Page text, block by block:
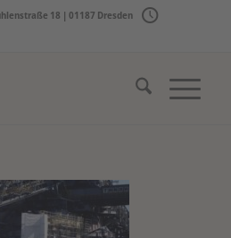
18 | 01187 Dresden